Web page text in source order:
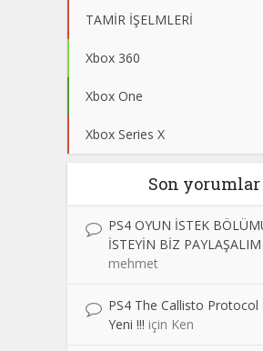
TAMİR İŞELMLERİ
Xbox 360
Xbox One
Xbox Series X
Son yorumlar
PS4 OYUN İSTEK
İSTEYİN BİZ PAYLAŞALIM
mehmet
PS4 The Callisto Protocol
Yeni !!! için Ken